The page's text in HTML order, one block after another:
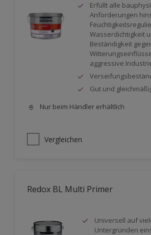
Erfüllt alle
Anforderungen
Wasserdichtigkeit
Beständigkeit
aggressive
Gut und
Nur beim Händler erhältlich
Vergleichen
Redox BL Multi Primer
Universell auf
Untergründen